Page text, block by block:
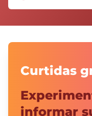
Curtidas
informar